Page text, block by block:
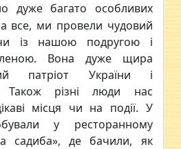
дуже багато особливих
все, ми провели чудовий
із нашою подругою і
Вона дуже щира
патріот України і
Також різні люди нас
місця чи на події. У
у ресторанному
садиба», де бачили, як